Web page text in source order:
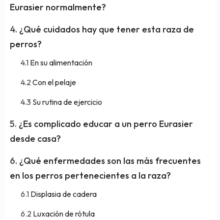
Eurasier normalmente?
¿Qué cuidados hay que tener esta raza de
perros?
En su alimentación
Con el pelaje
Su rutina de ejercicio
¿Es complicado educar a un perro Eurasier
desde casa?
¿Qué enfermedades son las más frecuentes
en los perros pertenecientes a la raza?
Displasia de cadera
Luxación de rótula